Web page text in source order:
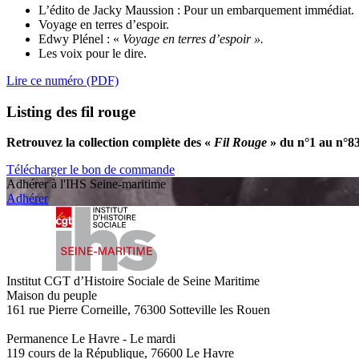
L’édito de Jacky Maussion : Pour un embarquement immédiat.
Voyage en terres d’espoir.
Edwy Plénel : « Voyage en terres d’espoir ».
Les voix pour le dire.
Lire ce numéro (PDF)
Listing des fil rouge
Retrouvez la collection complète des « Fil Rouge » du n°1 au
Télécharger le bon de commande
Adhérer à l'IHS Seine-maritime
Adhérer
Institut CGT d’Histoire Sociale de Seine Maritime
Maison du peuple
161 rue Pierre Corneille, 76300 Sotteville les Rouen
Permanence Le Havre - Le mardi
119 cours de la République, 76600 Le Havre